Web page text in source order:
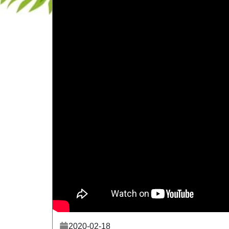
2020-02-18